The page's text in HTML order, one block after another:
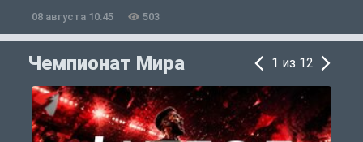
08 августа 10:45 503
Чемпионат Мира 1 из 12